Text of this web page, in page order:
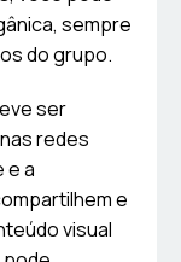
sempre
do grupo.
ser
redes
e a
e
visual